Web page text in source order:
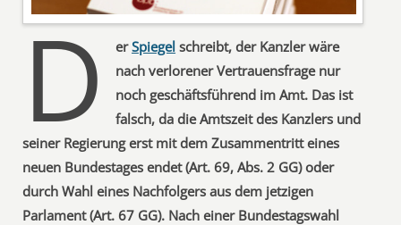
D erSpiegel schreibt, der Kanzler wäre
nach verlorener Vertrauensfrage nur
noch geschäftsführend im Amt. Das ist
falsch, da die Amtszeit des Kanzlers und
seiner Regierung erst mit dem Zusammentritt eines
neuen Bundestages endet (Art. 69, Abs. 2 GG) oder
durch Wahl eines Nachfolgers aus dem jetzigen
Parlament (Art. 67 GG). Nach einer Bundestagswahl